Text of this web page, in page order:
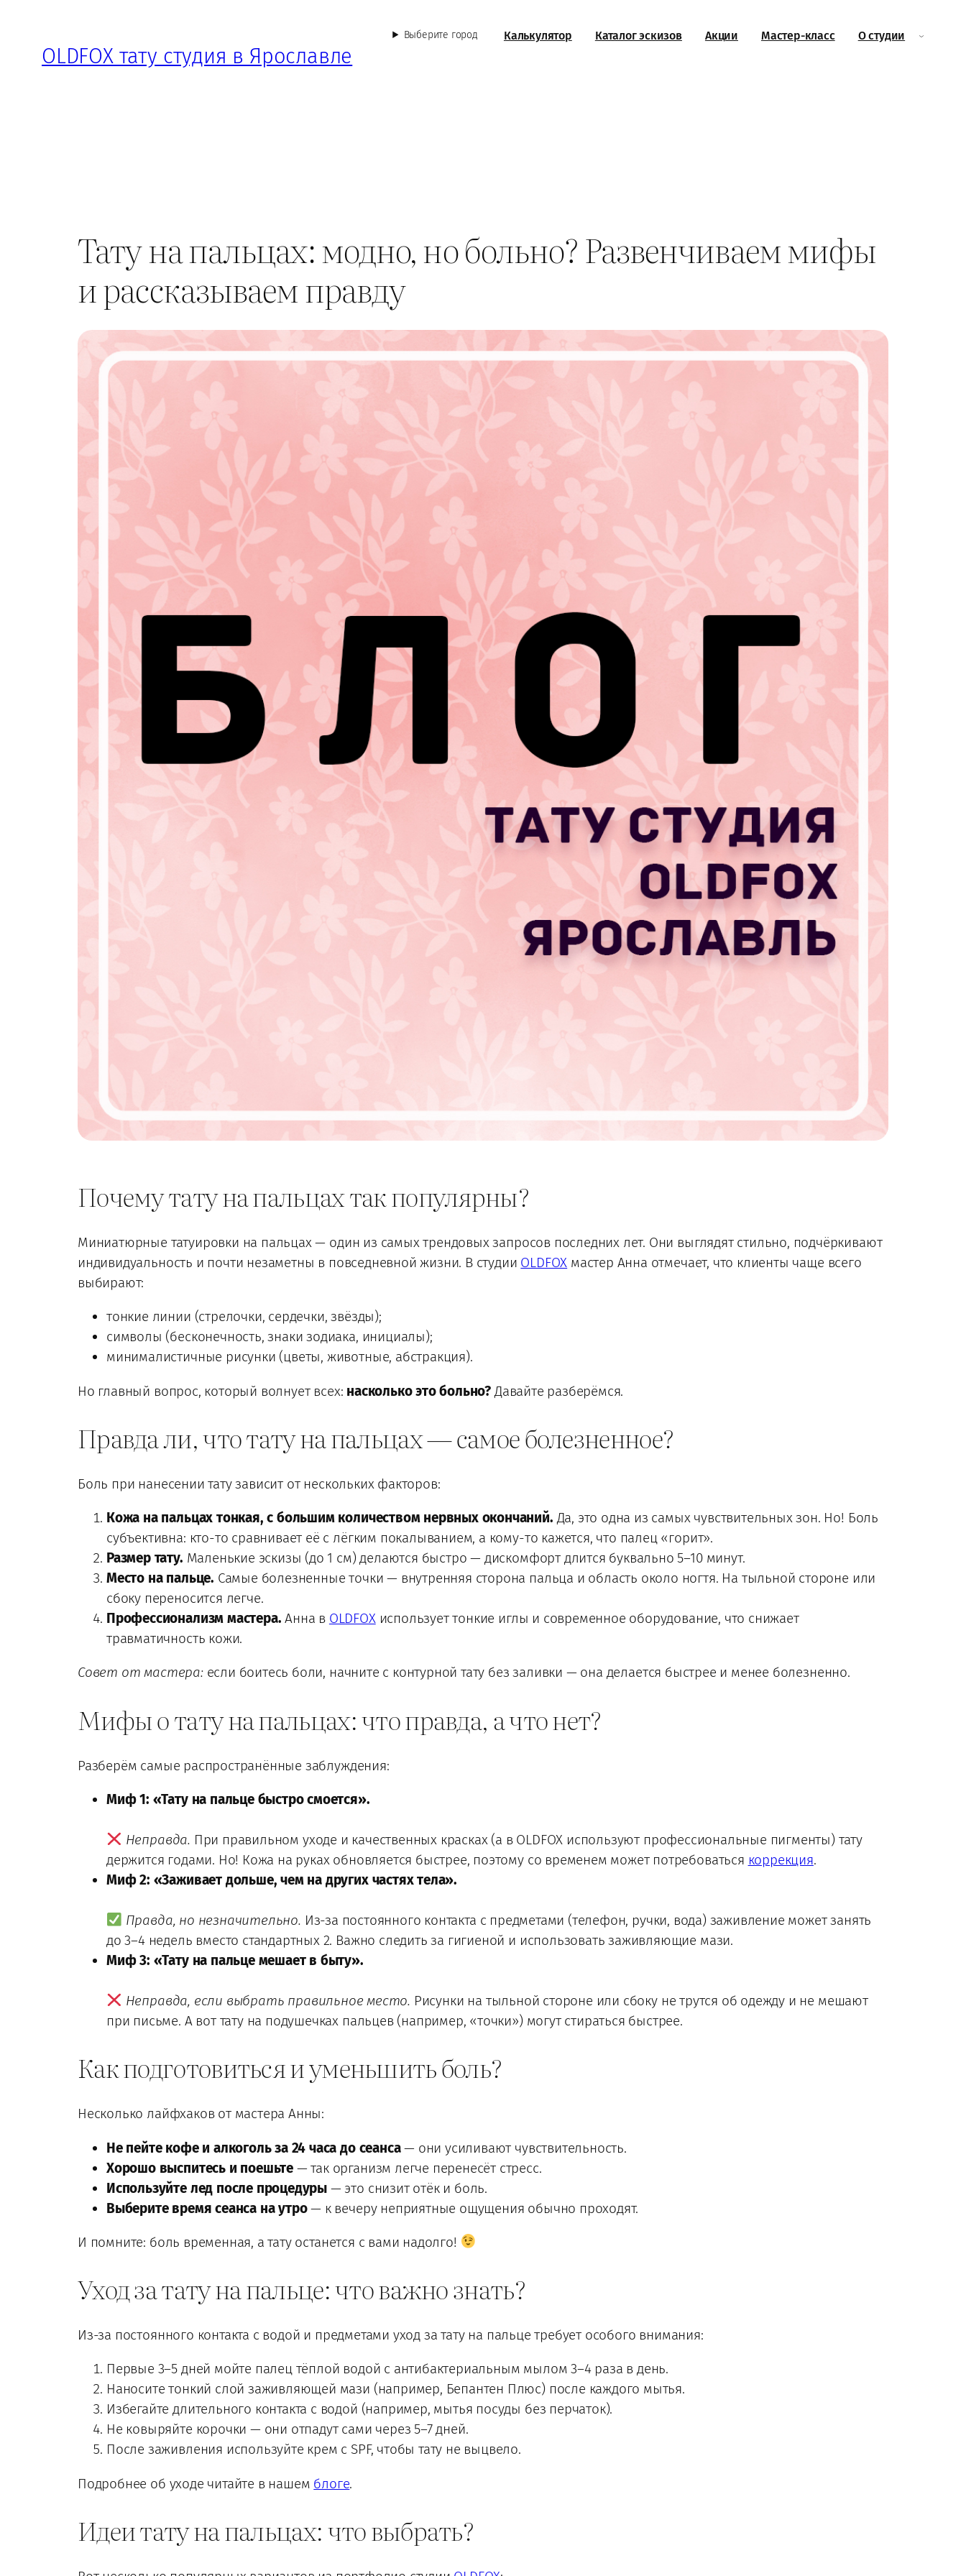
содержимому
OLDFOX тату студия в Ярославле
Выберите город Калькулятор Каталог эскизов Акции Мастер-класс О студии
Тату на пальцах: модно, но больно? Развенчиваем мифы
и рассказываем правду
Почему тату на пальцах так популярны?
Миниатюрные татуировки на пальцах — один из самых трендовых запросов последних лет. Они выглядят стильно, подчёркивают
индивидуальность и почти незаметны в повседневной жизни. В студии OLDFOX мастер Анна отмечает, что клиенты чаще всего
выбирают:
тонкие линии (стрелочки, сердечки, звёзды);
символы (бесконечность, знаки зодиака, инициалы);
минималистичные рисунки (цветы, животные, абстракция).
Но главный вопрос, который волнует всех: насколько это больно? Давайте разберёмся.
Правда ли, что тату на пальцах — самое болезненное?
Боль при нанесении тату зависит от нескольких факторов:
Кожа на пальцах тонкая, с большим количеством нервных окончаний. Да, это одна из самых чувствительных зон. Но! Боль
субъективна: кто-то сравнивает её с лёгким покалыванием, а кому-то кажется, что палец «горит».
Размер тату. Маленькие эскизы (до 1 см) делаются быстро — дискомфорт длится буквально 5–10 минут.
Место на пальце. Самые болезненные точки — внутренняя сторона пальца и область около ногтя. На тыльной стороне или
сбоку переносится легче.
Профессионализм мастера. Анна в OLDFOXиспользует тонкие иглы и современное оборудование, что снижает
травматичность кожи.
Совет от мастера:если боитесь боли, начните с контурной тату без заливки — она делается быстрее и менее болезненно.
Мифы о тату на пальцах: что правда, а что нет?
Разберём самые распространённые заблуждения:
Миф 1: «Тату на пальце быстро смоется».
Неправда. При правильном уходе и качественных красках (а в OLDFOX используют профессиональные пигменты) тату
держится годами. Но! Кожа на руках обновляется быстрее, поэтому со временем может потребоваться коррекция.
Миф 2: «Заживает дольше, чем на других частях тела».
Правда, но незначительно. Из-за постоянного контакта с предметами (телефон, ручки, вода) заживление может занять
до 3–4 недель вместо стандартных 2. Важно следить за гигиеной и использовать заживляющие мази.
Миф 3: «Тату на пальце мешает в быту».
Неправда, если выбрать правильное место. Рисунки на тыльной стороне или сбоку не трутся об одежду и не мешают
при письме. А вот тату на подушечках пальцев (например, «точки») могут стираться быстрее.
Как подготовиться и уменьшить боль?
Несколько лайфхаков от мастера Анны:
Не пейте кофе и алкоголь за 24 часа до сеанса— они усиливают чувствительность.
Хорошо выспитесь и поешьте — так организм легче перенесёт стресс.
Используйте лед после процедуры — это снизит отёк и боль.
Выберите время сеанса на утро— к вечеру неприятные ощущения обычно проходят.
И помните: боль временная, а тату останется с вами надолго!
Уход за тату на пальце: что важно знать?
Из-за постоянного контакта с водой и предметами уход за тату на пальце требует особого внимания:
Первые 3–5 дней мойте палец тёплой водой с антибактериальным мылом 3–4 раза в день.
Наносите тонкий слой заживляющей мази (например, Бепантен Плюс) после каждого мытья.
Избегайте длительного контакта с водой (например, мытья посуды без перчаток).
Не ковыряйте корочки — они отпадут сами через 5–7 дней.
После заживления используйте крем с SPF, чтобы тату не выцвело.
Подробнее об уходе читайте в нашем блоге.
Идеи тату на пальцах: что выбрать?